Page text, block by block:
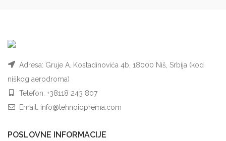
Adresa: Gruje A. Kostadinovića 4b, 18000 Niš, Srbija (kod
niškog aerodroma)
Telefon: +38118 243 807
Email: info@tehnoioprema.com
POSLOVNE INFORMACIJE